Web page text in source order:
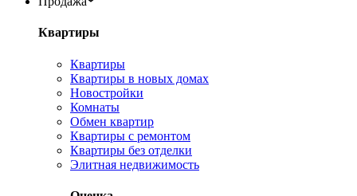
Квартиры
Квартиры
Квартиры в новых домах
Новостройки
Комнаты
Обмен квартир
Квартиры с ремонтом
Квартиры без отделки
Элитная недвижимость